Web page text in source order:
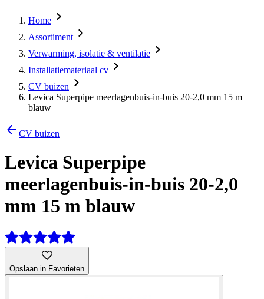
Home
Assortiment
Verwarming, isolatie & ventilatie
Installatiemateriaal cv
CV buizen
Levica Superpipe meerlagenbuis-in-buis 20-2,0 mm 15 m
blauw
CV buizen
Levica Superpipe
meerlagenbuis-in-buis 20-2,0
mm 15 m blauw
Opslaan in Favorieten